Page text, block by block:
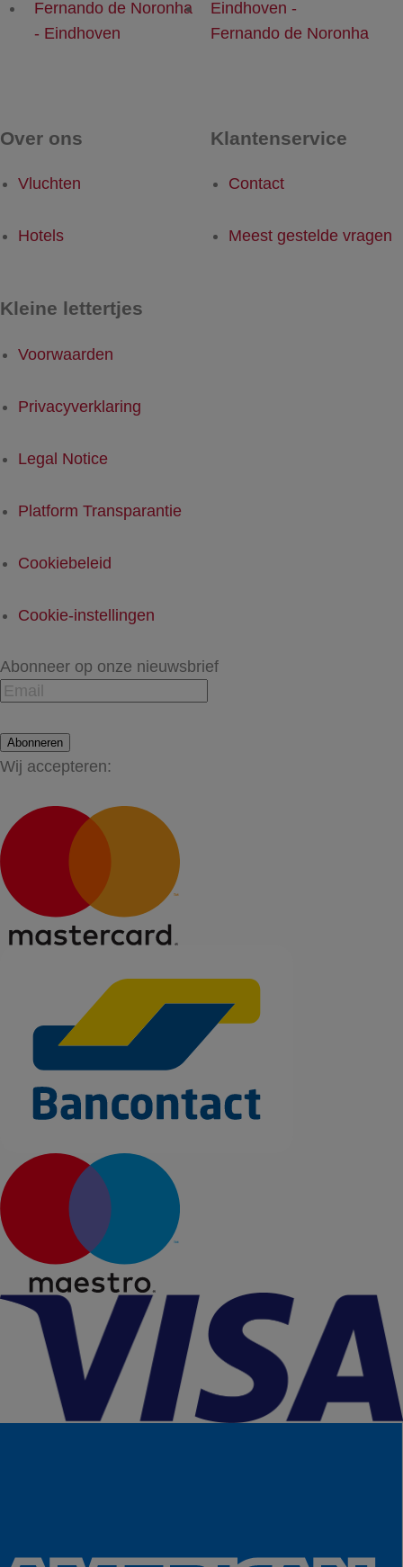
Fernando de Noronha
- Eindhoven
Eindhoven -
Fernando de Noronha
Over ons
Vluchten
Hotels
Klantenservice
Contact
Meest gestelde vragen
Kleine lettertjes
Voorwaarden
Privacyverklaring
Legal Notice
Platform Transparantie
Cookiebeleid
Cookie-instellingen
Abonneer op onze nieuwsbrief
Abonneren
Wij accepteren: